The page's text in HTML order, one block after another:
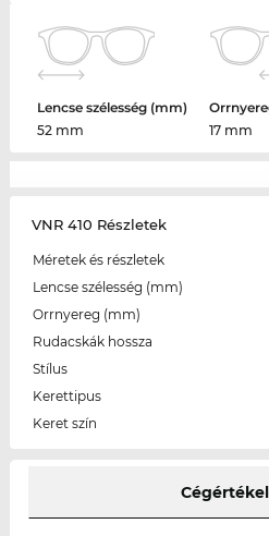
Lencse szélesség (mm)
52 mm
17 mm
VNR 410 Részletek
Méretek és részletek
Lencse szélesség (mm)
Orrnyereg (mm)
Rudacskák hossza
Stílus
Kerettipus
Keret szín